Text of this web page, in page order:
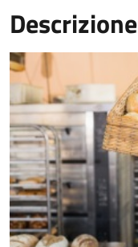
Descrizione